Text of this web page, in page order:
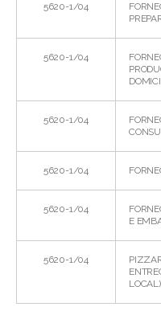
5620-1/04
5620-1/04
5620-1/04
5620-1/04
5620-1/04
E
5620-1/04
LOCAL)